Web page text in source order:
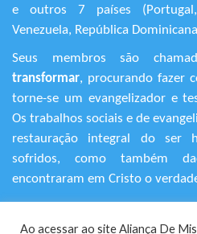
e outros 7 países
Venezuela, República
Seus membros são
transformar, procurando fazer
torne-se um evangelizador e
Os trabalhos sociais e de
restauração integral do ser
sofridos, como também
encontraram em Cristo o
Ao acessar ao site Aliança De